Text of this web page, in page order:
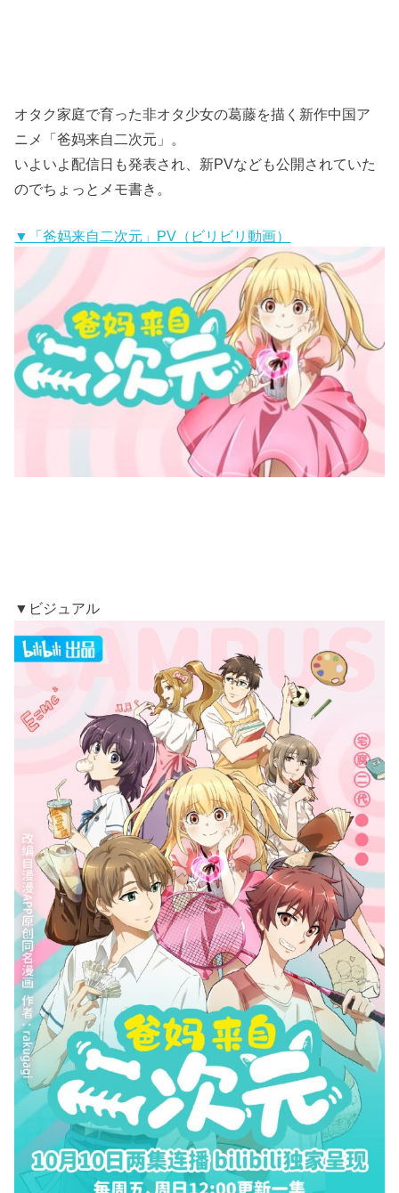
オタク家庭で育った非オタ少女の葛藤を描く新作中国ア
ニメ「爸妈来自二次元」。
いよいよ配信日も発表され、新PVなども公開されていた
のでちょっとメモ書き。
▼「爸妈来自二次元」PV（ビリビリ動画）
▼ビジュアル